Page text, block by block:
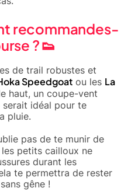
recommandes-
? 👟
de trail robustes et
Speedgoat ou les La
haut, un coupe-vent
serait idéal pour te
pluie.
pas de te munir de
petits cailloux ne
durant les
te permettra de rester
gêne !